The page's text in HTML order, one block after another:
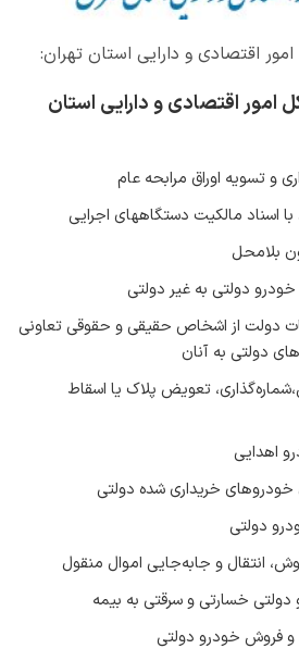
اقتصادی و دارایی استان تهران:
امور اقتصادی و دارایی استان
و تسویه اوراق مرابحه عام
اسناد مالکیت دستگاههای اجرایی
بلامحل
دولتی به غیر دولتی
دولت از اشخاص حقیقی و حقوقی تعاونی
دولتی به آنان
تعویض پلاک یا اسقاط
اهدایی
خریداری شده دولتی
دولتی
انتقال و جابه‌جایی اموال منقول
خسارتی و سرقتی به بیمه
فروش خودرو دولتی